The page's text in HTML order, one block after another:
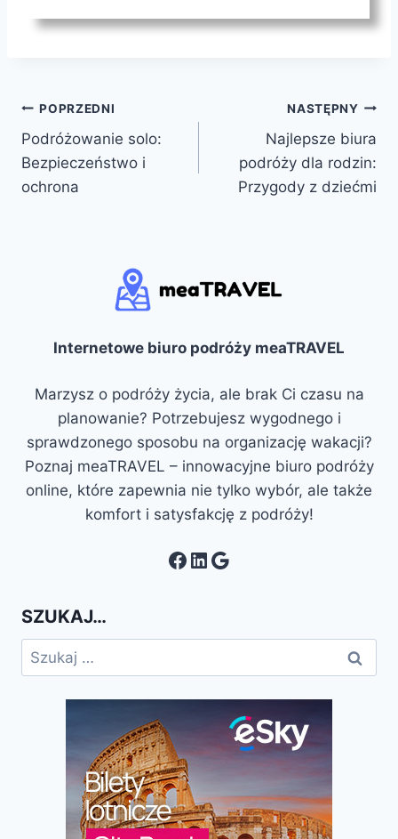
Nawigacja
wpisu
POPRZEDNI
Podróżowanie solo:
Bezpieczeństwo i
ochrona
NASTĘPNY
Najlepsze biura
podróży dla rodzin:
Przygody z dziećmi
Internetowe biuro podróży meaTRAVEL
Marzysz o podróży życia, ale brak Ci czasu na
planowanie? Potrzebujesz wygodnego i
sprawdzonego sposobu na organizację wakacji?
Poznaj meaTRAVEL – innowacyjne biuro podróży
online, które zapewnia nie tylko wybór, ale także
komfort i satysfakcję z podróży!
Facebook
LinkedIn
Google
SZUKAJ…
Szukaj: